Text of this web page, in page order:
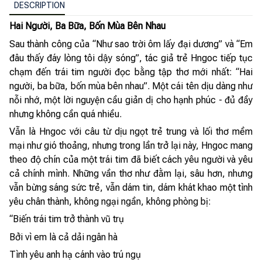
DESCRIPTION
Hai Người, Ba Bữa, Bốn Mùa Bên Nhau
Sau thành công của “Như sao trời ôm lấy đại dương” và “Em
đâu thấy đáy lòng tôi dậy sóng”, tác giả trẻ Hngoc tiếp tục
chạm đến trái tim người đọc bằng tập thơ mới nhất: “Hai
người, ba bữa, bốn mùa bên nhau”. Một cái tên dịu dàng như
nỗi nhớ, một lời nguyện cầu giản dị cho hạnh phúc - đủ đầy
nhưng không cần quá nhiều.
Vẫn là Hngoc với câu từ dịu ngọt trẻ trung và lối thơ mềm
mại như gió thoảng, nhưng trong lần trở lại này, Hngoc mang
theo độ chín của một trái tim đã biết cách yêu người và yêu
cả chính mình. Những vần thơ như đằm lại, sâu hơn, nhưng
vẫn bừng sáng sức trẻ, vẫn dám tin, dám khát khao một tình
yêu chân thành, không ngại ngần, không phòng bị:
“Biến trái tim trở thành vũ trụ
Bởi vì em là cả dải ngân hà
Tình yêu anh hạ cánh vào trú ngụ